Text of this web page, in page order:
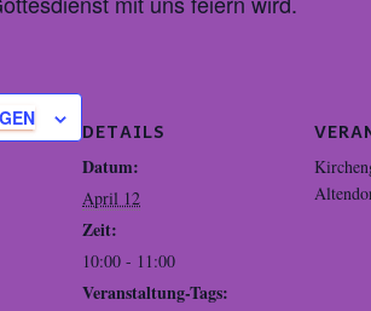
DETAILS
Datum:
April 12
Zeit:
10:00 - 11:00
Veranstaltung-Tags: